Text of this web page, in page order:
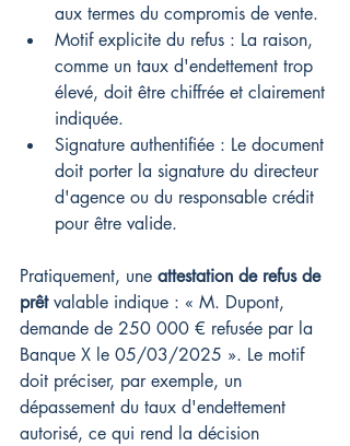
aux termes du compromis de vente.
Motif explicite du refus : La raison,
comme un taux d'endettement trop
élevé, doit être chiffrée et clairement
indiquée.
Signature authentifiée : Le document
doit porter la signature du directeur
d'agence ou du responsable crédit
pour être valide.
Pratiquement, une attestation de refus de
prêt valable indique : « M. Dupont,
demande de 250 000 € refusée par la
Banque X le 05/03/2025 ». Le motif
doit préciser, par exemple, un
dépassement du taux d'endettement
autorisé, ce qui rend la décision